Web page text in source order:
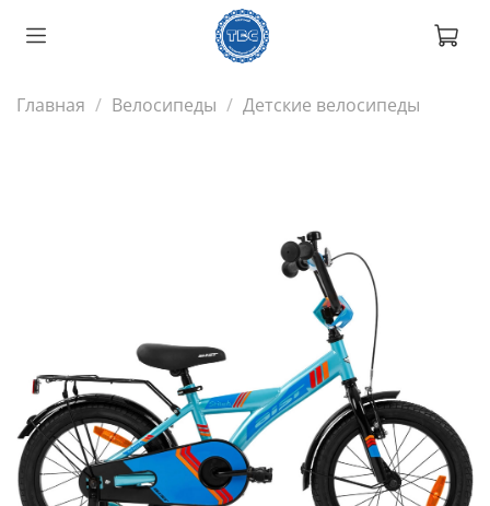
Главная Велосипеды Детские велосипеды